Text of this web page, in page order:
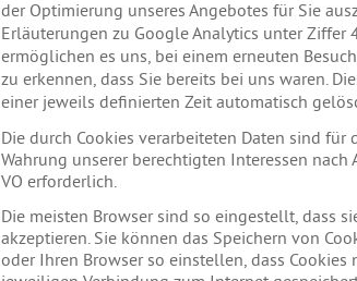
der Optimierung unseres Angebotes für Sie
Erläuterungen zu Google Analytics unter Ziffer
ermöglichen es uns, bei einem erneuten
zu erkennen, dass Sie bereits bei uns waren.
einer jeweils definierten Zeit automatisch
Die durch Cookies verarbeiteten Daten sind für
Wahrung unserer berechtigten Interessen nach
VO erforderlich.
Die meisten Browser sind so eingestellt, dass
akzeptieren. Sie können das Speichern von
oder Ihren Browser so einstellen, dass Cookies